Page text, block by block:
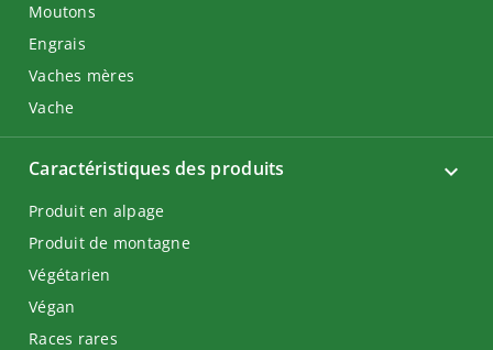
Moutons
Engrais
Vaches mères
Vache
Caractéristiques des produits
Produit en alpage
Produit de montagne
Végétarien
Végan
Races rares